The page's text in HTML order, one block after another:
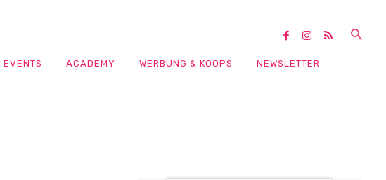
EVENTS ACADEMY WERBUNG & KOOPS NEWSLETTER